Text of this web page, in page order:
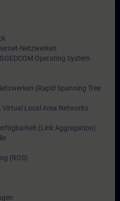
Netzwerken
Operating System
(Rapid Spanning Tree
Local Area Networks
(Link Aggregation)
(ROS)